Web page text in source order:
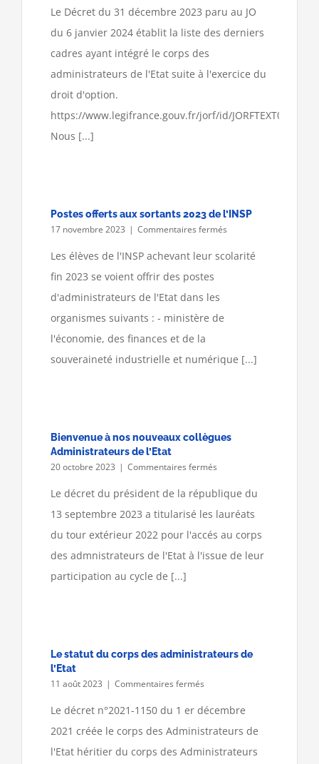
intégrations
le
corps
administrateurs
Le Décret du 31 décembre 2023 paru au JO
du 6 janvier 2024 établit la liste des derniers
cadres ayant intégré le corps des
administrateurs de l'Etat suite à l'exercice du
droit d'option.
https://www.legifrance.gouv.fr/jorf/id/
Nous [...]
Postes offerts aux sortants 2023 de l’INSP
17 novembre 2023 | Commentaires fermés
offerts
Les élèves de l'INSP achevant leur scolarité
fin 2023 se voient offrir des postes
d'administrateurs de l'Etat dans les
organismes suivants : - ministère de
l'économie, des finances et de la
souveraineté industrielle et numérique [...]
Bienvenue à nos nouveaux collègues
Administrateurs de l’Etat
20 octobre 2023 | Commentaires fermés
à
nouveaux
collègues
Administrateurs
de
Le décret du président de la république du
13 septembre 2023 a titularisé les lauréats
du tour extérieur 2022 pour l'accés au corps
des admnistrateurs de l'Etat à l'issue de leur
participation au cycle de [...]
Le statut du corps des administrateurs de
l’Etat
11 août 2023 | Commentaires fermés
statut
corps
des
Le décret n°2021-1150 du 1 er décembre
2021 créée le corps des Administrateurs de
l'Etat héritier du corps des Administrateurs